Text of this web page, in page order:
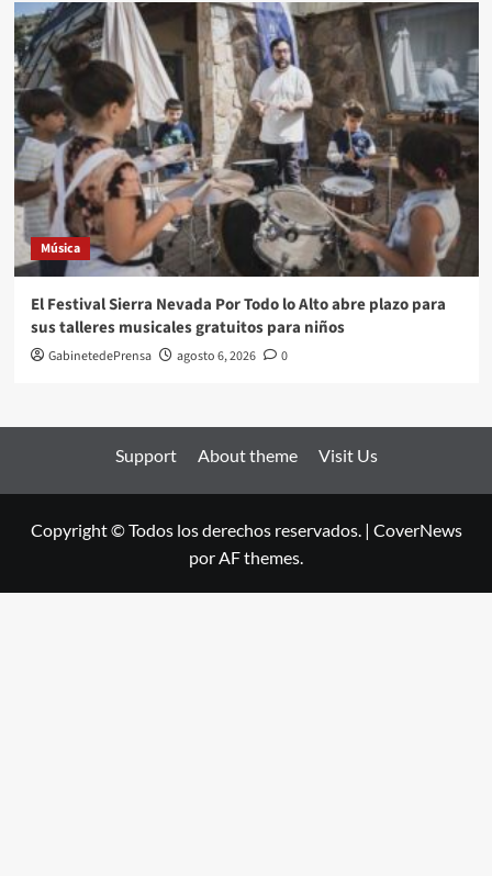
Música
El Festival Sierra Nevada Por Todo lo Alto abre plazo para
sus talleres musicales gratuitos para niños
GabinetedePrensa agosto 6, 2026 0
Support About theme Visit Us
Copyright © Todos los derechos reservados. | CoverNews
por AF themes.